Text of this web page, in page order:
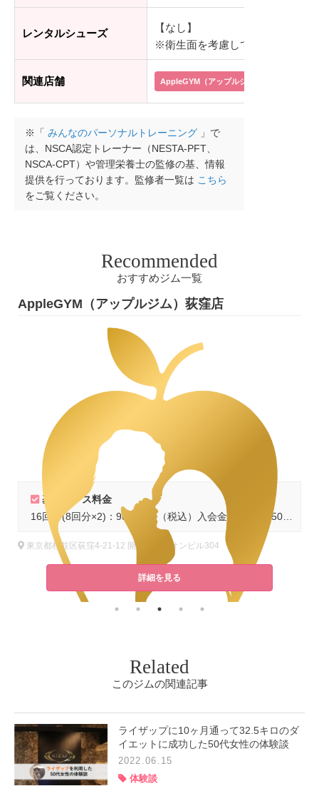
レンタルシューズ
【なし】
※衛生面を考慮して、貸出ではな
関連店舗 AppleGYM（アップルジム）イオン茅ヶ崎中
※「 みんなのパーソナルトレーニング 」で
は、NSCA認定トレーナー（NESTA-PFT、
NSCA-CPT）や管理栄養士の監修の基、情報
提供を行っております。監修者一覧は こちら
をご覧ください。
Recommended
おすすめジム一覧
AppleGYM（アップルジム）荻窪店
基本コース料金
東京都杉並区荻窪4-21-12 開成キャニオンビル304
詳細を見る
Related
このジムの関連記事
ライザップに10ヶ月通って32.5キロのダ
イエットに成功した50代女性の体験談
2022.06.15
体験談